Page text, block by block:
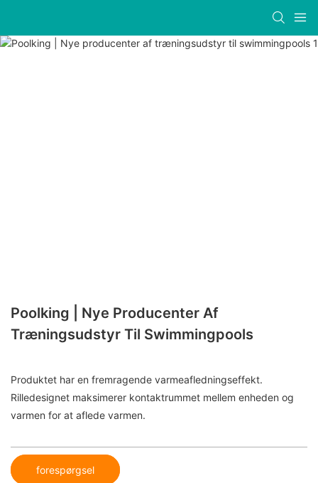
Poolking | Nye Producenter Af
Træningsudstyr Til Swimmingpools
Produktet har en fremragende varmeafledningseffekt.
Rilledesignet maksimerer kontaktrummet mellem enheden og
varmen for at aflede varmen.
forespørgsel